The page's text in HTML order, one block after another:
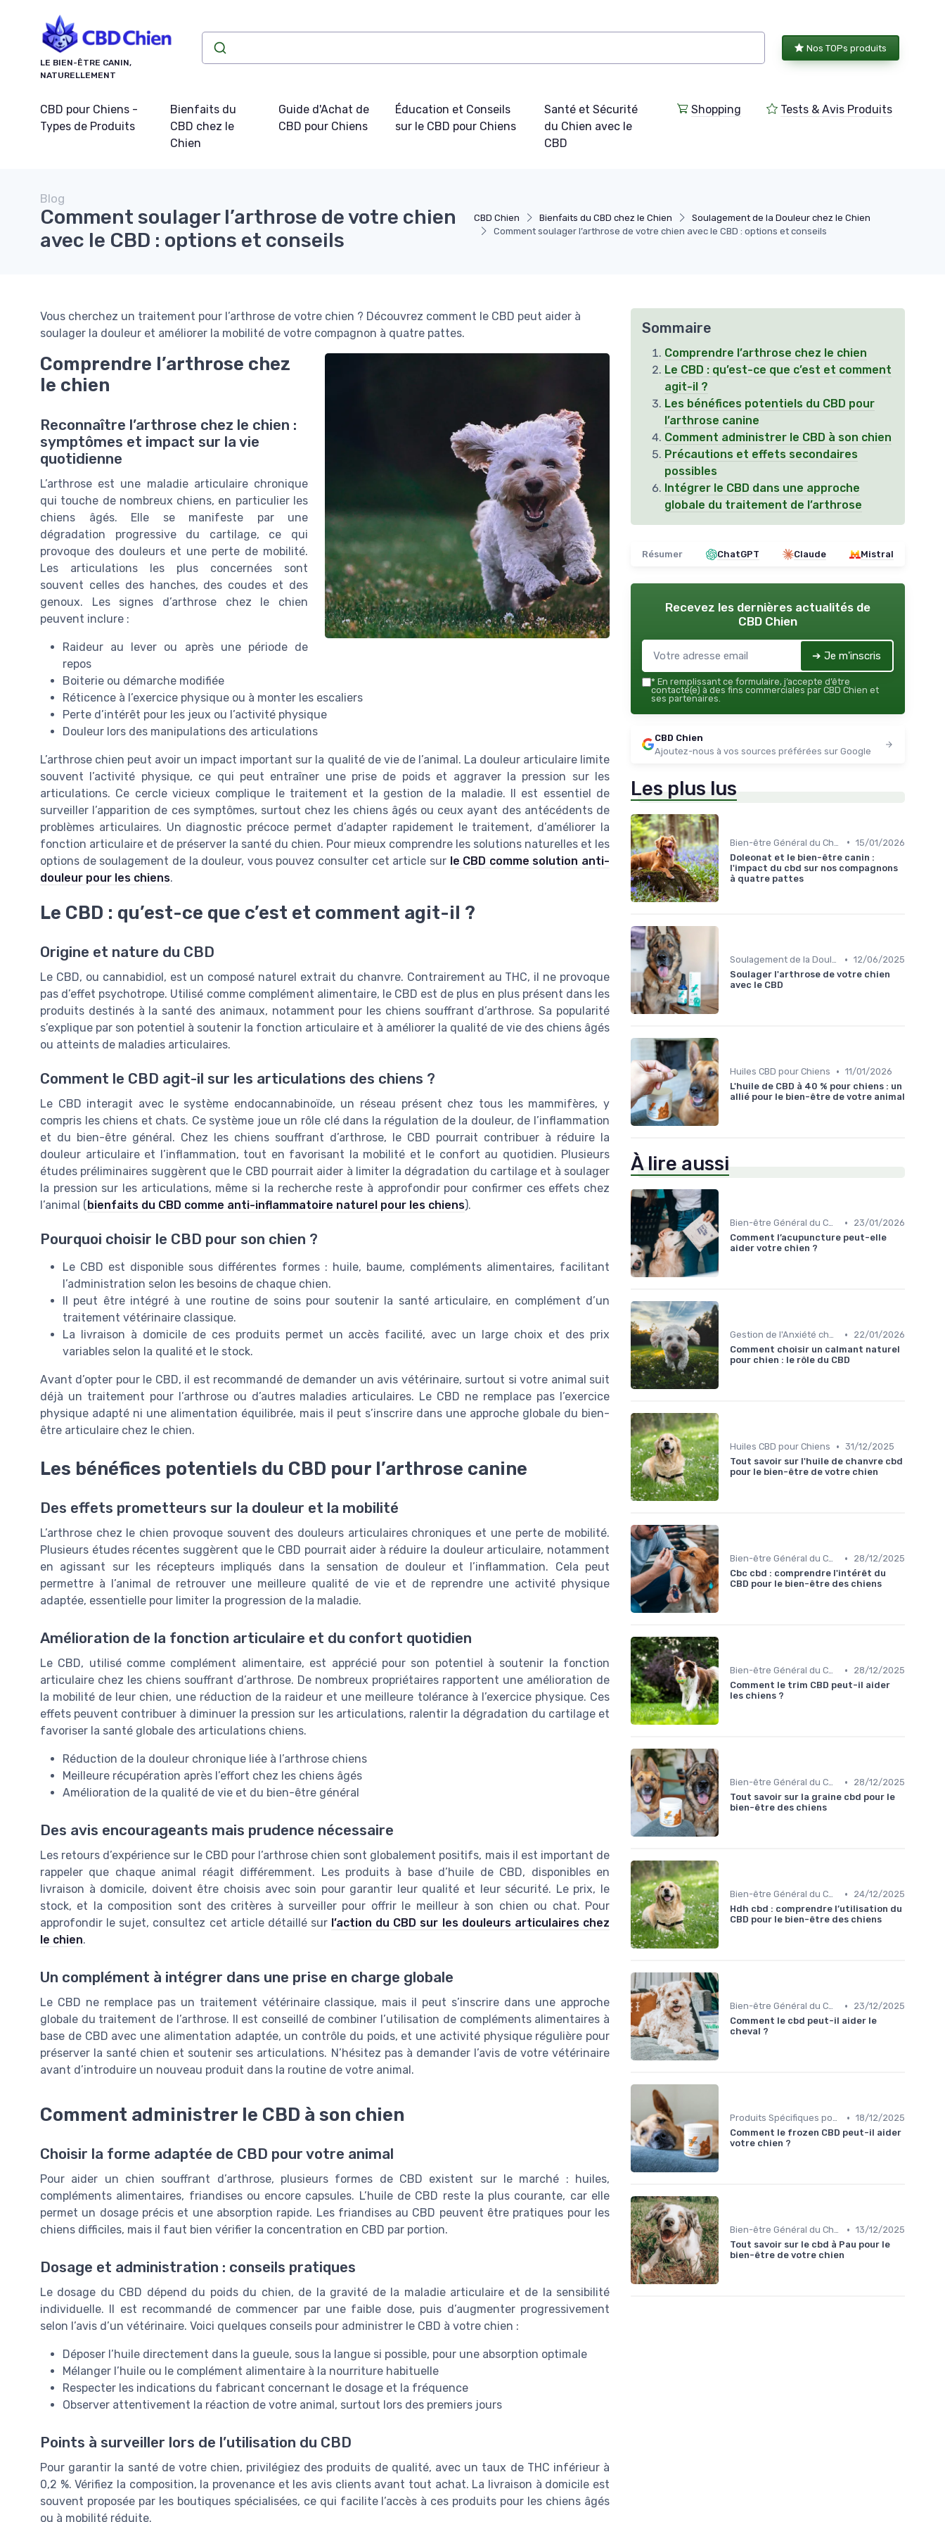
LE BIEN-ÊTRE CANIN,
NATURELLEMENT
Nos TOPs produits
CBD pour Chiens -
Types de Produits
Bienfaits du
CBD chez le
Chien
Guide d'Achat de
CBD pour Chiens
Éducation et Conseils
sur le CBD pour Chiens
Santé et Sécurité
du Chien avec le
CBD
Shopping Tests & Avis Produits
CBD Chien Bienfaits du CBD chez le Chien
Soulagement de la Douleur chez le Chien
Comment soulager l’arthrose de votre chien avec le CBD : options et conseils
Blog
Comment soulager l’arthrose de votre chien
avec le CBD : options et conseils
Vous cherchez un traitement pour l’arthrose de votre chien ? Découvrez comment le CBD peut aider à
soulager la douleur et améliorer la mobilité de votre compagnon à quatre pattes.
Comprendre l’arthrose chez
le chien
Reconnaître l’arthrose chez le chien :
symptômes et impact sur la vie
quotidienne
L’arthrose est une maladie articulaire chronique
qui touche de nombreux chiens, en particulier les
chiens âgés. Elle se manifeste par une
dégradation progressive du cartilage, ce qui
provoque des douleurs et une perte de mobilité.
Les articulations les plus concernées sont
souvent celles des hanches, des coudes et des
genoux. Les signes d’arthrose chez le chien
peuvent inclure :
Raideur au lever ou après une période de
repos
Boiterie ou démarche modifiée
Réticence à l’exercice physique ou à monter les escaliers
Perte d’intérêt pour les jeux ou l’activité physique
Douleur lors des manipulations des articulations
L’arthrose chien peut avoir un impact important sur la qualité de vie de l’animal. La douleur articulaire limite
souvent l’activité physique, ce qui peut entraîner une prise de poids et aggraver la pression sur les
articulations. Ce cercle vicieux complique le traitement et la gestion de la maladie. Il est essentiel de
surveiller l’apparition de ces symptômes, surtout chez les chiens âgés ou ceux ayant des antécédents de
problèmes articulaires. Un diagnostic précoce permet d’adapter rapidement le traitement, d’améliorer la
fonction articulaire et de préserver la santé du chien. Pour mieux comprendre les solutions naturelles et les
options de soulagement de la douleur, vous pouvez consulter cet article sur le CBD comme solution anti-
douleur pour les chiens.
Le CBD : qu’est-ce que c’est et comment agit-il ?
Origine et nature du CBD
Le CBD, ou cannabidiol, est un composé naturel extrait du chanvre. Contrairement au THC, il ne provoque
pas d’effet psychotrope. Utilisé comme complément alimentaire, le CBD est de plus en plus présent dans les
produits destinés à la santé des animaux, notamment pour les chiens souffrant d’arthrose. Sa popularité
s’explique par son potentiel à soutenir la fonction articulaire et à améliorer la qualité de vie des chiens âgés
ou atteints de maladies articulaires.
Comment le CBD agit-il sur les articulations des chiens ?
Le CBD interagit avec le système endocannabinoïde, un réseau présent chez tous les mammifères, y
compris les chiens et chats. Ce système joue un rôle clé dans la régulation de la douleur, de l’inflammation
et du bien-être général. Chez les chiens souffrant d’arthrose, le CBD pourrait contribuer à réduire la
douleur articulaire et l’inflammation, tout en favorisant la mobilité et le confort au quotidien. Plusieurs
études préliminaires suggèrent que le CBD pourrait aider à limiter la dégradation du cartilage et à soulager
la pression sur les articulations, même si la recherche reste à approfondir pour confirmer ces effets chez
l’animal ( bienfaits du CBD comme anti-inflammatoire naturel pour les chiens).
Pourquoi choisir le CBD pour son chien ?
Le CBD est disponible sous différentes formes : huile, baume, compléments alimentaires, facilitant
l’administration selon les besoins de chaque chien.
Il peut être intégré à une routine de soins pour soutenir la santé articulaire, en complément d’un
traitement vétérinaire classique.
La livraison à domicile de ces produits permet un accès facilité, avec un large choix et des prix
variables selon la qualité et le stock.
Avant d’opter pour le CBD, il est recommandé de demander un avis vétérinaire, surtout si votre animal suit
déjà un traitement pour l’arthrose ou d’autres maladies articulaires. Le CBD ne remplace pas l’exercice
physique adapté ni une alimentation équilibrée, mais il peut s’inscrire dans une approche globale du bien-
être articulaire chez le chien.
Les bénéfices potentiels du CBD pour l’arthrose canine
Des effets prometteurs sur la douleur et la mobilité
L’arthrose chez le chien provoque souvent des douleurs articulaires chroniques et une perte de mobilité.
Plusieurs études récentes suggèrent que le CBD pourrait aider à réduire la douleur articulaire, notamment
en agissant sur les récepteurs impliqués dans la sensation de douleur et l’inflammation. Cela peut
permettre à l’animal de retrouver une meilleure qualité de vie et de reprendre une activité physique
adaptée, essentielle pour limiter la progression de la maladie.
Amélioration de la fonction articulaire et du confort quotidien
Le CBD, utilisé comme complément alimentaire, est apprécié pour son potentiel à soutenir la fonction
articulaire chez les chiens souffrant d’arthrose. De nombreux propriétaires rapportent une amélioration de
la mobilité de leur chien, une réduction de la raideur et une meilleure tolérance à l’exercice physique. Ces
effets peuvent contribuer à diminuer la pression sur les articulations, ralentir la dégradation du cartilage et
favoriser la santé globale des articulations chiens.
Réduction de la douleur chronique liée à l’arthrose chiens
Meilleure récupération après l’effort chez les chiens âgés
Amélioration de la qualité de vie et du bien-être général
Des avis encourageants mais prudence nécessaire
Les retours d’expérience sur le CBD pour l’arthrose chien sont globalement positifs, mais il est important de
rappeler que chaque animal réagit différemment. Les produits à base d’huile de CBD, disponibles en
livraison à domicile, doivent être choisis avec soin pour garantir leur qualité et leur sécurité. Le prix, le
stock, et la composition sont des critères à surveiller pour offrir le meilleur à son chien ou chat. Pour
approfondir le sujet, consultez cet article détaillé sur l’action du CBD sur les douleurs articulaires chez
le chien.
Un complément à intégrer dans une prise en charge globale
Le CBD ne remplace pas un traitement vétérinaire classique, mais il peut s’inscrire dans une approche
globale du traitement de l’arthrose. Il est conseillé de combiner l’utilisation de compléments alimentaires à
base de CBD avec une alimentation adaptée, un contrôle du poids, et une activité physique régulière pour
préserver la santé chien et soutenir ses articulations. N’hésitez pas à demander l’avis de votre vétérinaire
avant d’introduire un nouveau produit dans la routine de votre animal.
Comment administrer le CBD à son chien
Choisir la forme adaptée de CBD pour votre animal
Pour aider un chien souffrant d’arthrose, plusieurs formes de CBD existent sur le marché : huiles,
compléments alimentaires, friandises ou encore capsules. L’huile de CBD reste la plus courante, car elle
permet un dosage précis et une absorption rapide. Les friandises au CBD peuvent être pratiques pour les
chiens difficiles, mais il faut bien vérifier la concentration en CBD par portion.
Dosage et administration : conseils pratiques
Le dosage du CBD dépend du poids du chien, de la gravité de la maladie articulaire et de la sensibilité
individuelle. Il est recommandé de commencer par une faible dose, puis d’augmenter progressivement
selon l’avis d’un vétérinaire. Voici quelques conseils pour administrer le CBD à votre chien :
Déposer l’huile directement dans la gueule, sous la langue si possible, pour une absorption optimale
Mélanger l’huile ou le complément alimentaire à la nourriture habituelle
Respecter les indications du fabricant concernant le dosage et la fréquence
Observer attentivement la réaction de votre animal, surtout lors des premiers jours
Points à surveiller lors de l’utilisation du CBD
Pour garantir la santé de votre chien, privilégiez des produits de qualité, avec un taux de THC inférieur à
0,2 %. Vérifiez la composition, la provenance et les avis clients avant tout achat. La livraison à domicile est
souvent proposée par les boutiques spécialisées, ce qui facilite l’accès à ces produits pour les chiens âgés
ou à mobilité réduite.
Sommaire
Comprendre l’arthrose chez le chien
Le CBD : qu’est-ce que c’est et comment
agit-il ?
Les bénéfices potentiels du CBD pour
l’arthrose canine
Comment administrer le CBD à son chien
Précautions et effets secondaires
possibles
Intégrer le CBD dans une approche
globale du traitement de l’arthrose
Résumer ChatGPT Claude Mistral
Recevez les dernières actualités de
CBD Chien
➔ Je m'inscris
* En remplissant ce formulaire, j’accepte d’être
contacté(e) à des fins commerciales par CBD Chien et
ses partenaires.
CBD Chien
Ajoutez-nous à vos sources préférées sur Google
Les plus lus
• 15/01/2026
Doleonat et le bien-être canin :
l'impact du cbd sur nos compagnons
à quatre pattes
Soulagement de la Douleur chez le Chien • 12/06/2025
Soulager l'arthrose de votre chien
avec le CBD
Huiles CBD pour Chiens • 11/01/2026
L'huile de CBD à 40 % pour chiens : un
allié pour le bien-être de votre animal
À lire aussi
Bien-être Général du Chien •
23/01/2026
Comment l’acupuncture peut-elle
aider votre chien ?
Gestion de l'Anxiété chez le Chien •
22/01/2026
Comment choisir un calmant naturel
pour chien : le rôle du CBD
Huiles CBD pour Chiens • 31/12/2025
Tout savoir sur l'huile de chanvre cbd
pour le bien-être de votre chien
Bien-être Général du Chien •
28/12/2025
Cbc cbd : comprendre l'intérêt du
CBD pour le bien-être des chiens
Bien-être Général du Chien •
28/12/2025
Comment le trim CBD peut-il aider
les chiens ?
Bien-être Général du Chien •
28/12/2025
Tout savoir sur la graine cbd pour le
bien-être des chiens
Bien-être Général du Chien •
24/12/2025
Hdh cbd : comprendre l’utilisation du
CBD pour le bien-être des chiens
Bien-être Général du Chien •
23/12/2025
Comment le cbd peut-il aider le
cheval ?
Produits Spécifiques pour Chiens • 18/12/2025
Comment le frozen CBD peut-il aider
votre chien ?
Bien-être Général du Chien • 13/12/2025
Tout savoir sur le cbd à Pau pour le
bien-être de votre chien
Recevez les dernières actualités de CBD Chien
➔ Je m'inscris
* En remplissant ce formulaire, j’accepte d’être contacté(e) à des fins commerciales par CBD Chien et ses partenaires.